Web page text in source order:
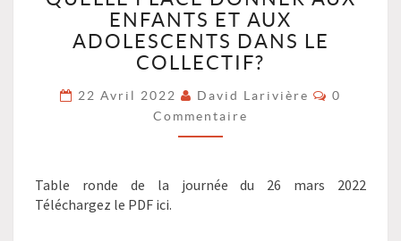
DONNER
AUX
ENFANTS
AUX
ADOLESCENTS
DANS
COLLECTIF?
?
ENFANTS ET AUX
ADOLESCENTS DANS LE
COLLECTIF?
22 Avril 2022 David Larivière
0
Commentaire
Table ronde de la journée du 26 mars 2022
Téléchargez le PDF ici.